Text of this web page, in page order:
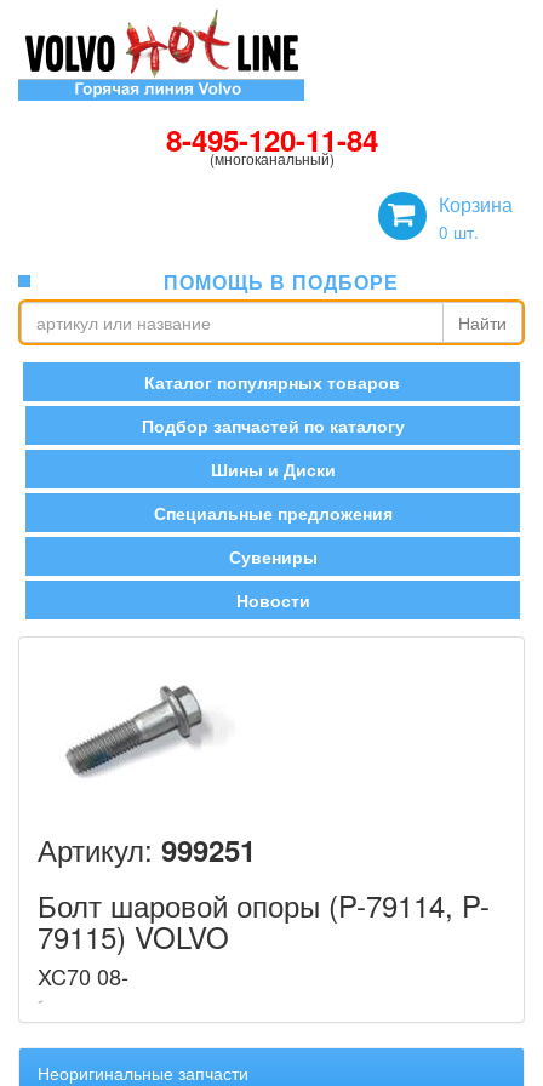
8-495-120-11-84
(многоканальный)
Корзина
0 шт.
ПОМОЩЬ В ПОДБОРЕ
Найти
Каталог популярных товаров
Подбор запчастей по каталогу
Шины и Диски
Специальные предложения
Сувениры
Новости
Артикул: 999251
Болт шаровой опоры (P-79114, P-
79115) VOLVO
XC70 08-
Неоригинальные запчасти